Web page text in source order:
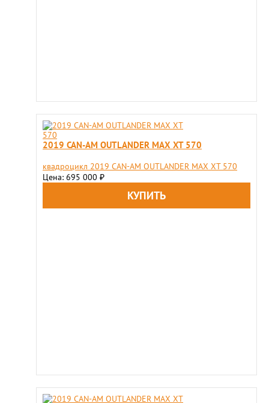
2019 CAN-AM OUTLANDER MAX XT 570
квадроцикл 2019 CAN-AM OUTLANDER MAX XT 570
Цена: 695 000 ₽